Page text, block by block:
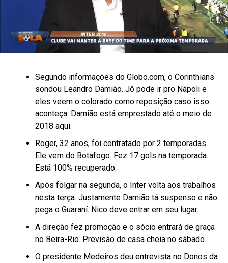
Segundo informações do Globo.com, o Corinthians
sondou Leandro Damião. Jô pode ir pro Nápoli e
eles veem o colorado como reposição caso isso
aconteça. Damião está emprestado até o meio de
2018 aqui.
Roger, 32 anos, foi contratado por 2 temporadas.
Ele vem do Botafogo. Fez 17 gols na temporada.
Está 100% recuperado.
Após folgar na segunda, o Inter volta aos trabalhos
nesta terça. Justamente Damião tá suspenso e não
pega o Guaraní. Nico deve entrar em seu lugar.
A direção fez promoção e o sócio entrará de graça
no Beira-Rio. Previsão de casa cheia no sábado.
O presidente Medeiros deu entrevista no Donos da